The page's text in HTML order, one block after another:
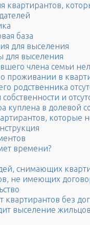
квартирантов,
база
для выселения
для выселения
члена семьи
проживании в
родственника
и
куплена в долевой
которые
времени?
снимающих
не имеющих
квартирантов без
выселение